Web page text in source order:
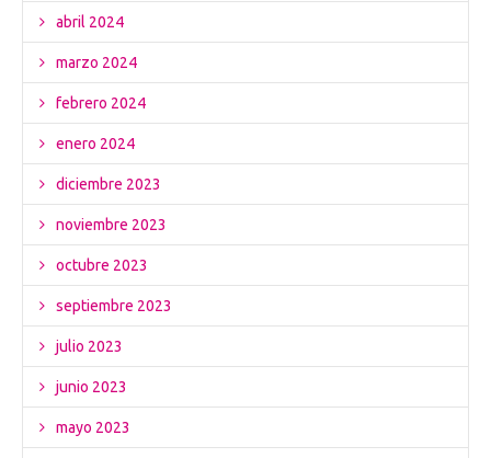
abril 2024
marzo 2024
febrero 2024
enero 2024
diciembre 2023
noviembre 2023
octubre 2023
septiembre 2023
julio 2023
junio 2023
mayo 2023